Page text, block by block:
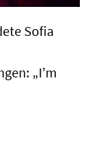
Sofia
„I’m